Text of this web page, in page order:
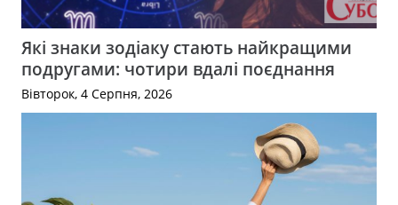
Які знаки зодіаку стають найкращими
подругами: чотири вдалі поєднання
Вівторок, 4 Серпня, 2026